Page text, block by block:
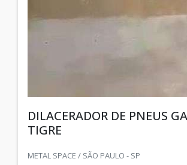
DILACERADOR DE PNEUS
TIGRE
METAL SPACE / SÃO PAULO - SP